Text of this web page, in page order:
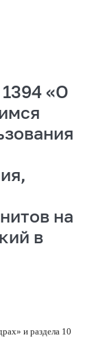
«О
на
в
и раздела 10